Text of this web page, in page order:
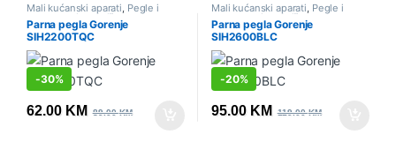
Mali kućanski aparati, Pegle i
parne stanice ,Sniženo
Parna pegla Gorenje
SIH2200TQC
-30%
62.00 KM 89.00KM
Mali kućanski aparati, Pegle i
parne stanice ,Sniženo
Parna pegla Gorenje
SIH2600BLC
-20%
95.00 KM 119.00KM